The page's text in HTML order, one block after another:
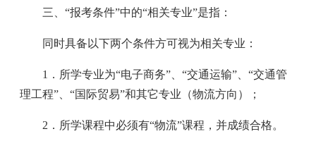
三、“报考条件”中的“相关专业”是指：
同时具备以下两个条件方可视为相关专业：
1．所学专业为“电子商务”、“交通运输”、“交通管
理工程”、“国际贸易”和其它专业（物流方向）；
2．所学课程中必须有“物流”课程，并成绩合格。